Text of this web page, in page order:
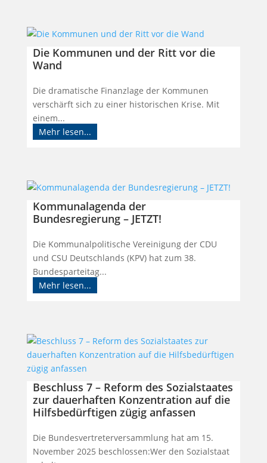
Die Kommunen und der Ritt vor die
Wand
Die dramatische Finanzlage der Kommunen
verschärft sich zu einer historischen Krise. Mit
einem...
Mehr lesen...
Kommunalagenda der
Bundesregierung – JETZT!
Die Kommunalpolitische Vereinigung der CDU
und CSU Deutschlands (KPV) hat zum 38.
Bundesparteitag...
Mehr lesen...
Beschluss 7 – Reform des Sozialstaates
zur dauerhaften Konzentration auf die
Hilfsbedürftigen zügig anfassen
Die Bundesvertreterversammlung hat am 15.
November 2025 beschlossen:Wer den Sozialstaat